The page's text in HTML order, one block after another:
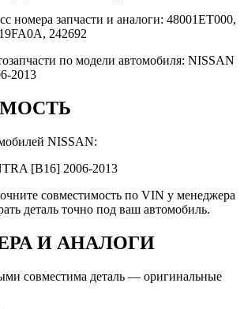
номера запчасти и аналоги: 48001ET000,
242692
по модели автомобиля: NISSAN
2013
NISSAN:
[B16] 2006-2013
совместимость по VIN у менеджера
деталь точно под ваш автомобиль.
И АНАЛОГИ
совместима деталь — оригинальные